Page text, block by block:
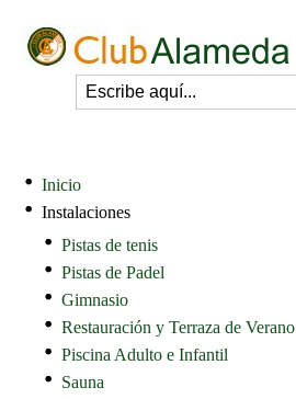
Inicio
Instalaciones
Pistas de tenis
Pistas de Padel
Gimnasio
Restauración y Terraza de Verano
Piscina Adulto e Infantil
Sauna